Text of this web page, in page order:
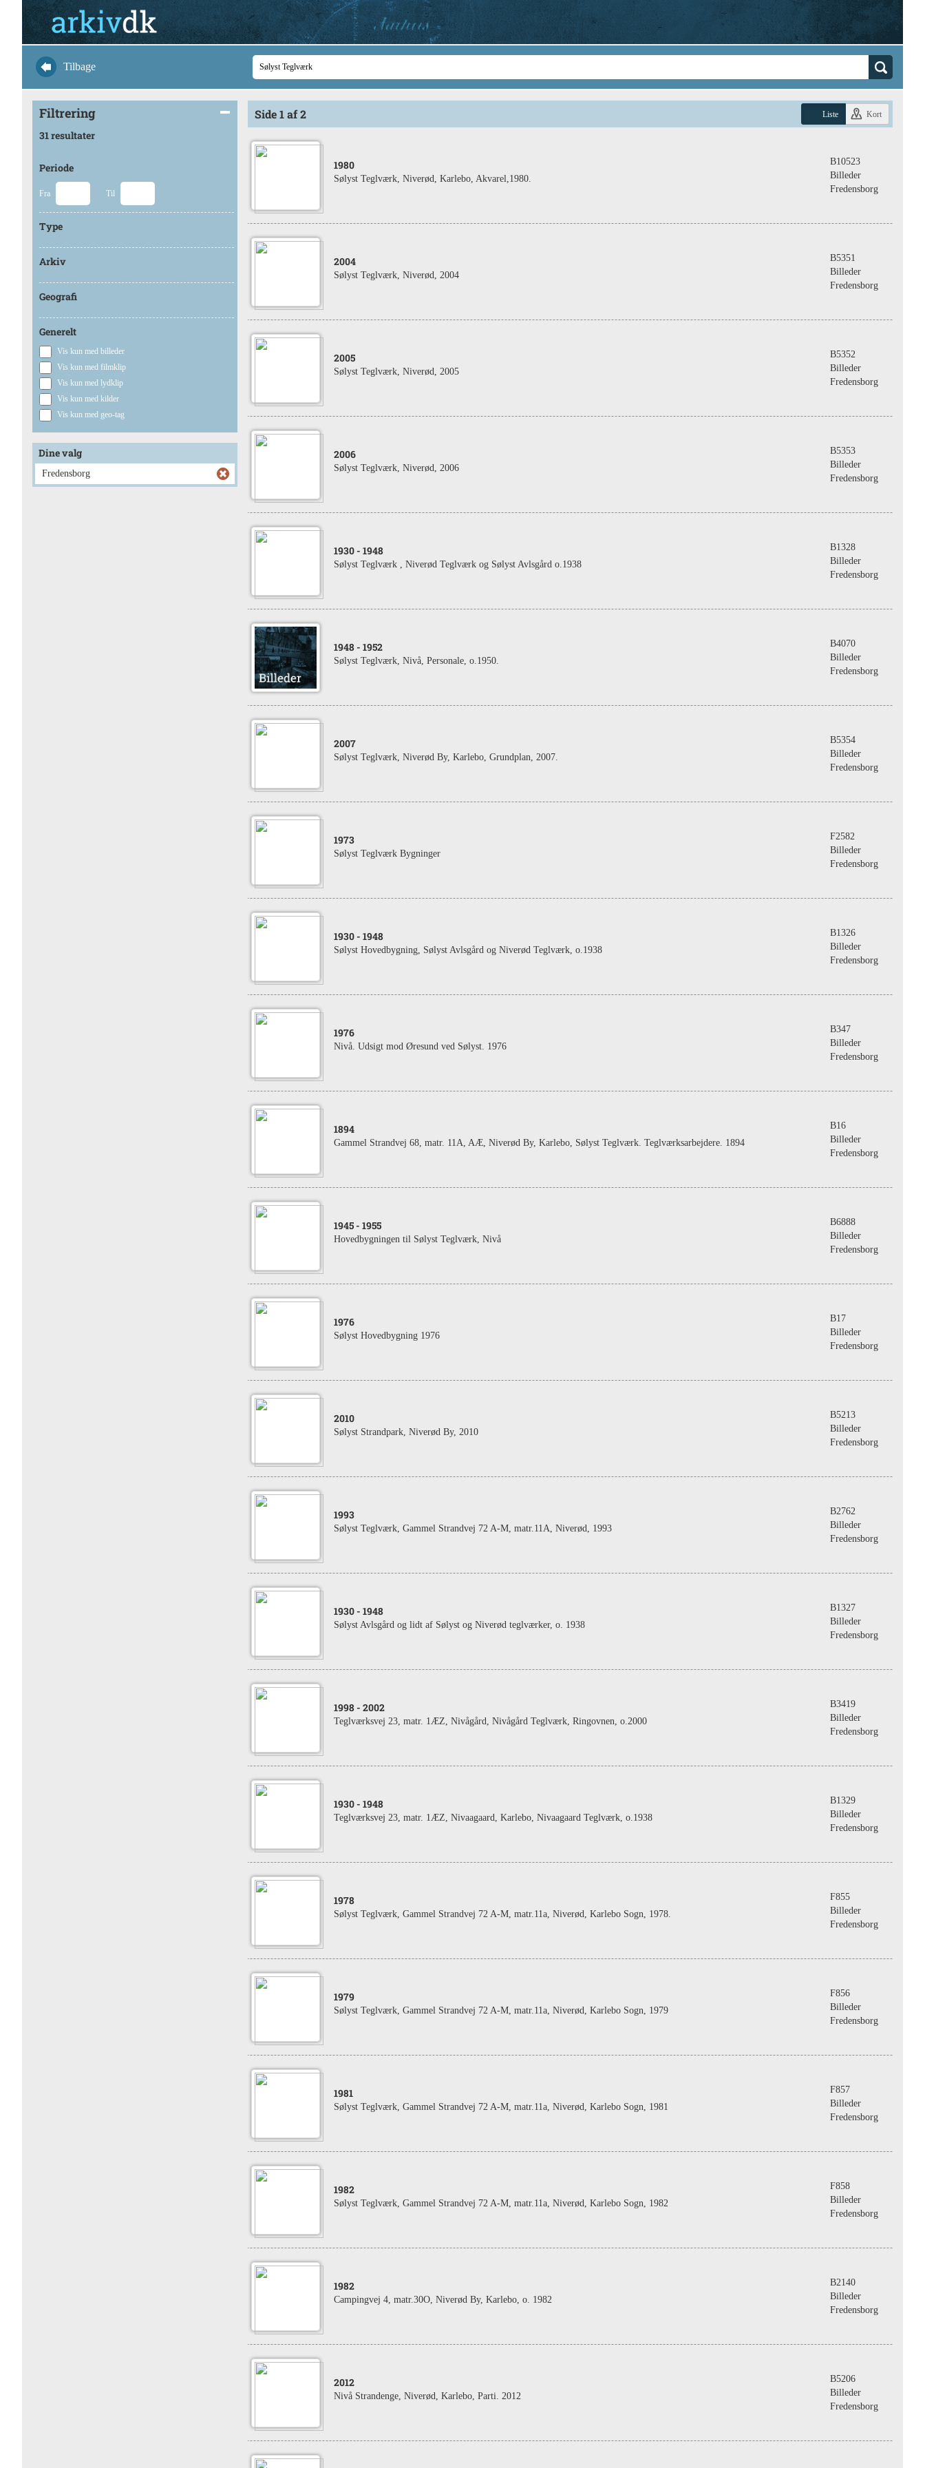
Tilbage
Filtrering
31 resultater
Periode
Fra Til
Type
Arkiv
Geografi
Generelt
Vis kun med billeder
Vis kun med filmklip
Vis kun med lydklip
Vis kun med kilder
Vis kun med geo-tag
Dine valg
Fredensborg
Side 1 af 2 Liste Kort
1980
Sølyst Teglværk, Niverød, Karlebo, Akvarel,1980.
B10523
Billeder
Fredensborg
2004
Sølyst Teglværk, Niverød, 2004
B5351
Billeder
Fredensborg
2005
Sølyst Teglværk, Niverød, 2005
B5352
Billeder
Fredensborg
2006
Sølyst Teglværk, Niverød, 2006
B5353
Billeder
Fredensborg
1930 - 1948
Sølyst Teglværk , Niverød Teglværk og Sølyst Avlsgård o.1938
B1328
Billeder
Fredensborg
1948 - 1952
Sølyst Teglværk, Nivå, Personale, o.1950.
B4070
Billeder
Fredensborg
2007
Sølyst Teglværk, Niverød By, Karlebo, Grundplan, 2007.
B5354
Billeder
Fredensborg
1973
Sølyst Teglværk Bygninger
F2582
Billeder
Fredensborg
1930 - 1948
Sølyst Hovedbygning, Sølyst Avlsgård og Niverød Teglværk, o.1938
B1326
Billeder
Fredensborg
1976
Nivå. Udsigt mod Øresund ved Sølyst. 1976
B347
Billeder
Fredensborg
1894
Gammel Strandvej 68, matr. 11A, AÆ, Niverød By, Karlebo, Sølyst Teglværk. Teglværksarbejdere. 1894
B16
Billeder
Fredensborg
1945 - 1955
Hovedbygningen til Sølyst Teglværk, Nivå
B6888
Billeder
Fredensborg
1976
Sølyst Hovedbygning 1976
B17
Billeder
Fredensborg
2010
Sølyst Strandpark, Niverød By, 2010
B5213
Billeder
Fredensborg
1993
Sølyst Teglværk, Gammel Strandvej 72 A-M, matr.11A, Niverød, 1993
B2762
Billeder
Fredensborg
1930 - 1948
Sølyst Avlsgård og lidt af Sølyst og Niverød teglværker, o. 1938
B1327
Billeder
Fredensborg
1998 - 2002
Teglværksvej 23, matr. 1ÆZ, Nivågård, Nivågård Teglværk, Ringovnen, o.2000
B3419
Billeder
Fredensborg
1930 - 1948
Teglværksvej 23, matr. 1ÆZ, Nivaagaard, Karlebo, Nivaagaard Teglværk, o.1938
B1329
Billeder
Fredensborg
1978
Sølyst Teglværk, Gammel Strandvej 72 A-M, matr.11a, Niverød, Karlebo Sogn, 1978.
F855
Billeder
Fredensborg
1979
Sølyst Teglværk, Gammel Strandvej 72 A-M, matr.11a, Niverød, Karlebo Sogn, 1979
F856
Billeder
Fredensborg
1981
Sølyst Teglværk, Gammel Strandvej 72 A-M, matr.11a, Niverød, Karlebo Sogn, 1981
F857
Billeder
Fredensborg
1982
Sølyst Teglværk, Gammel Strandvej 72 A-M, matr.11a, Niverød, Karlebo Sogn, 1982
F858
Billeder
Fredensborg
1982
Campingvej 4, matr.30O, Niverød By, Karlebo, o. 1982
B2140
Billeder
Fredensborg
2012
Nivå Strandenge, Niverød, Karlebo, Parti. 2012
B5206
Billeder
Fredensborg